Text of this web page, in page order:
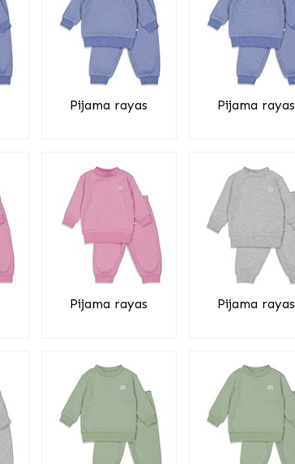
Pijama rayas Pijama rayas
Pijama rayas Pijama rayas